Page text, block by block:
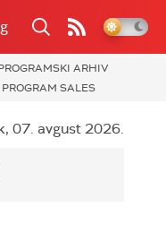
ARHIV
PROGRAM SALES
07. avgust 2026.